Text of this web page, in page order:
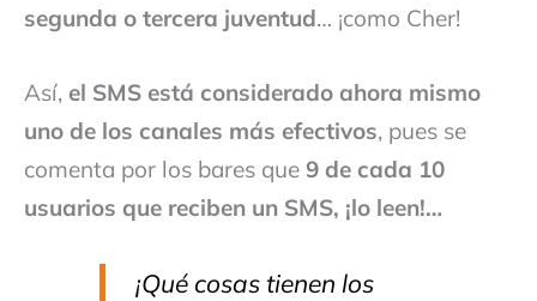
segunda o tercera juventud… ¡como Cher!
Así, el SMS está considerado ahora mismo
uno de los canales más efectivos, pues se
comenta por los bares que 9 de cada 10
usuarios que reciben un SMS, ¡lo leen!…
¡Qué cosas tienen los